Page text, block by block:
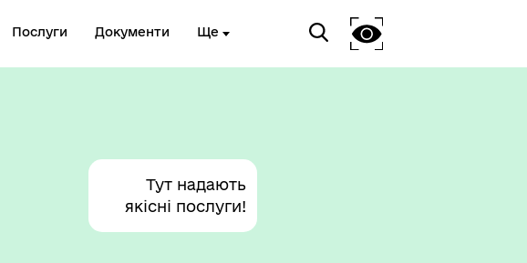
Послуги Документи Ще
Тут надають
якісні послуги!